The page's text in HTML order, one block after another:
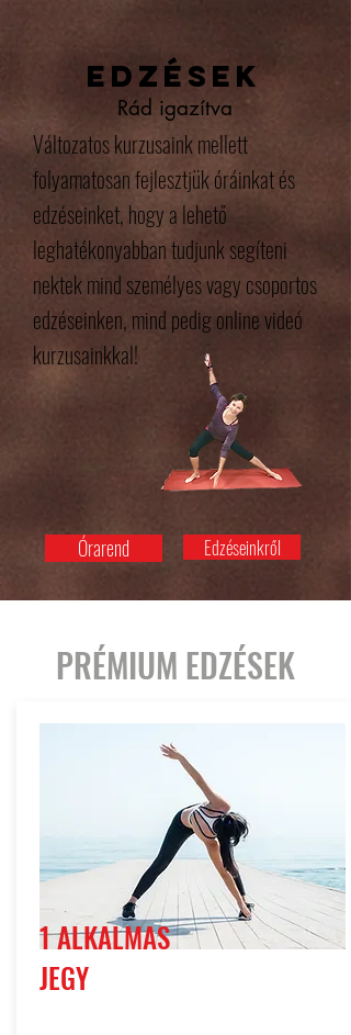
EDZÉSEK
Rád igazítva
Változatos kurzusaink mellett
folyamatosan fejlesztjük óráinkat és
edzéseinket, hogy a lehető
leghatékonyabban tudjunk segíteni
nektek mind személyes vagy csoportos
edzéseinken, mind pedig online videó
kurzusainkkal!
Órarend Edzéseinkről
PRÉMIUM EDZÉSEK
1 ALKALMAS
JEGY